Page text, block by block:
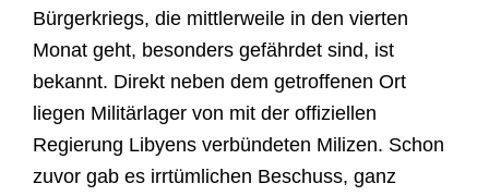
Bürgerkriegs, die mittlerweile in den vierten
Monat geht, besonders gefährdet sind, ist
bekannt. Direkt neben dem getroffenen Ort
liegen Militärlager von mit der offiziellen
Regierung Libyens verbündeten Milizen. Schon
zuvor gab es irrtümlichen Beschuss, ganz